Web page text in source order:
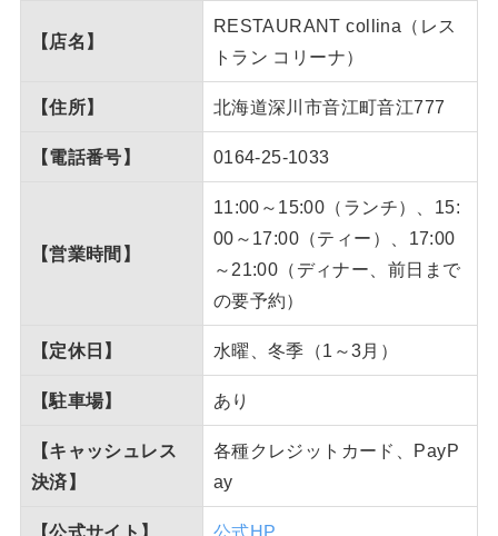
【店名】
RESTAURANT collina（レス
トラン コリーナ）
【住所】 北海道深川市音江町音江777
【電話番号】 0164-25-1033
【営業時間】
11:00～15:00（ランチ）、15:
00～17:00（ティー）、17:00
～21:00（ディナー、前日まで
の要予約）
【定休日】 水曜、冬季（1～3月）
【駐車場】 あり
【キャッシュレス
決済】
各種クレジットカード、PayP
ay
【公式サイト】 公式HP